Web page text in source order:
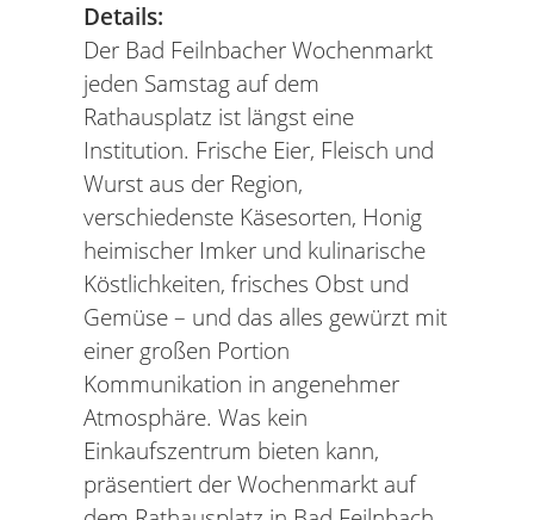
Details:
Der Bad Feilnbacher Wochenmarkt
jeden Samstag auf dem
Rathausplatz ist längst eine
Institution. Frische Eier, Fleisch und
Wurst aus der Region,
verschiedenste Käsesorten, Honig
heimischer Imker und kulinarische
Köstlichkeiten, frisches Obst und
Gemüse – und das alles gewürzt mit
einer großen Portion
Kommunikation in angenehmer
Atmosphäre. Was kein
Einkaufszentrum bieten kann,
präsentiert der Wochenmarkt auf